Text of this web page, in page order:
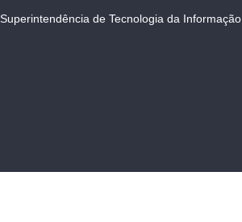
Superintendência de Tecnologia da Informação